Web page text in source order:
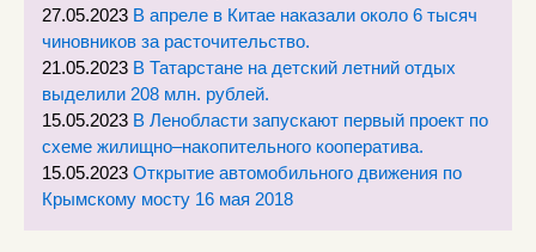
27.05.2023 В апреле в Китае наказали около 6 тысяч
чиновников за расточительство.
21.05.2023 В Татарстане на детский летний отдых
выделили 208 млн. рублей.
15.05.2023 В Ленобласти запускают первый проект по
схеме жилищно–накопительного кооператива.
15.05.2023 Открытие автомобильного движения по
Крымскому мосту 16 мая 2018